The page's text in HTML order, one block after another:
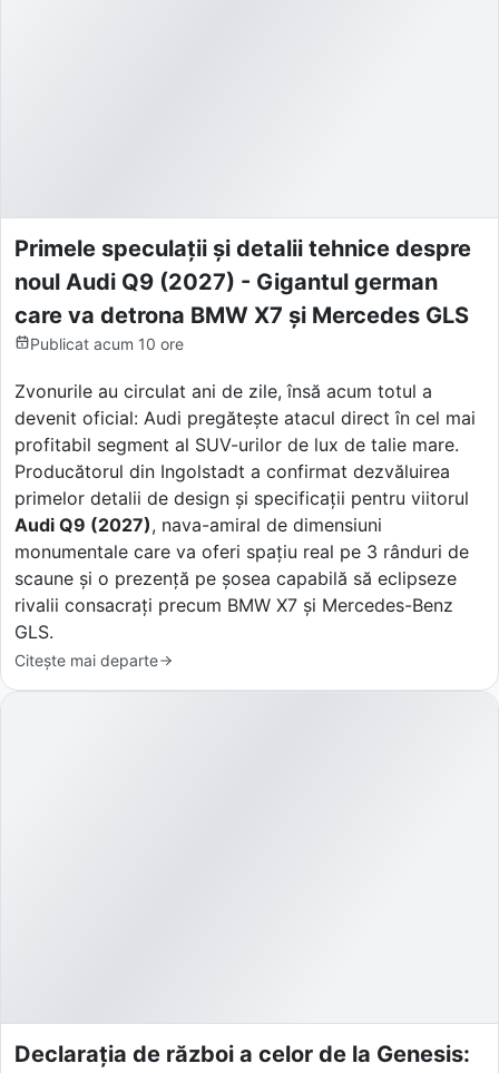
Primele speculații și detalii tehnice despre
noul Audi Q9 (2027) - Gigantul german
care va detrona BMW X7 și Mercedes GLS
Publicat acum 10 ore
Zvonurile au circulat ani de zile, însă acum totul a
devenit oficial: Audi pregătește atacul direct în cel mai
profitabil segment al SUV-urilor de lux de talie mare.
Producătorul din Ingolstadt a confirmat dezvăluirea
primelor detalii de design și specificații pentru viitorul
Audi Q9 (2027), nava-amiral de dimensiuni
monumentale care va oferi spațiu real pe 3 rânduri de
scaune și o prezență pe șosea capabilă să eclipseze
rivalii consacrați precum BMW X7 și Mercedes-Benz
GLS.
Citește mai departe
Declarația de război a celor de la Genesis: